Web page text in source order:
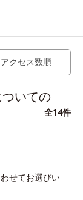
アクセス数順
いての
全14件
せてお選びい